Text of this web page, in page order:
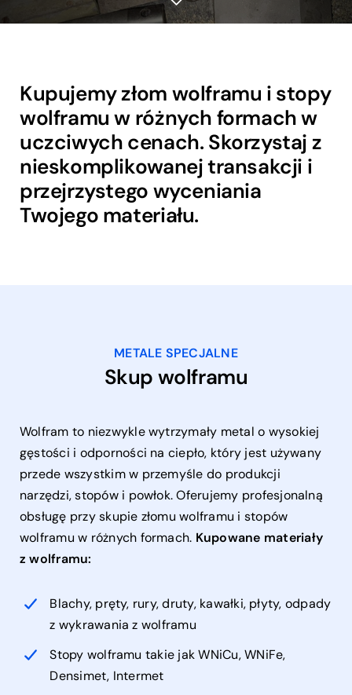
Kupujemy złom wolframu i stopy
wolframu w różnych formach w
uczciwych cenach. Skorzystaj z
nieskomplikowanej transakcji i
przejrzystego wyceniania
Twojego materiału.
METALE SPECJALNE
Skup wolframu
Wolfram to niezwykle wytrzymały metal o wysokiej
gęstości i odporności na ciepło, który jest używany
przede wszystkim w przemyśle do produkcji
narzędzi, stopów i powłok. Oferujemy profesjonalną
obsługę przy skupie złomu wolframu i stopów
wolframu w różnych formach. Kupowane materiały
z wolframu:
Blachy, pręty, rury, druty, kawałki, płyty, odpady
z wykrawania z wolframu
Stopy wolframu takie jak WNiCu, WNiFe,
Densimet, Intermet